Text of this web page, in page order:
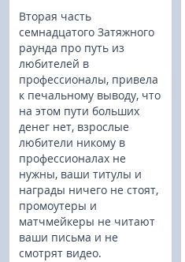
Вторая часть
семнадцатого Затяжного
раунда про путь из
любителей в
профессионалы, привела
к печальному выводу, что
на этом пути больших
денег нет, взрослые
любители никому в
профессионалах не
нужны, ваши титулы и
награды ничего не стоят,
промоутеры и
матчмейкеры не читают
ваши письма и не
смотрят видео.